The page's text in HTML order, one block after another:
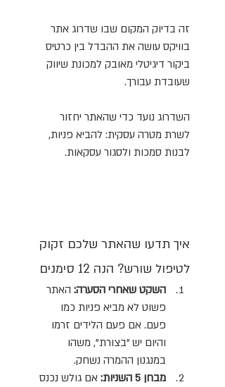
זה בדיוק המקום שבו שדרוג אתר
בוויקס עושה את ההבדל בין כרטיס
ביקור דיגיטלי מאובק למכונת שיווק
שעובדת עבורך.
השדרוג נועד כדי שהאתר יחזור
לשרת מטרה עסקית: להביא פניות,
לבנות סמכות ולסגור עסקאות.
איך תדעו שהאתר שלכם זקוק
לטיפול שורש? הנה 12 סימנים
השקט שאחרי הסערה: האתר
פשוט לא מביא פניות כמו
פעם. אם פעם הלידים זרמו
והיום יש "בצורת", משהו
במנגנון ההמרה נשחק.
מבחן 5 השניות:
אם גולש נכנס